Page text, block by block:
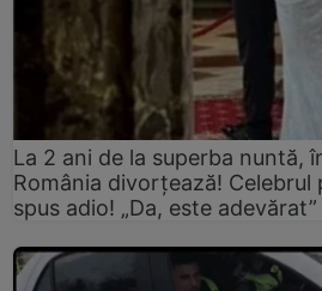
La 2 ani de la superba nuntă,
România divorțează!
spus adio! „Da, este adevărat”